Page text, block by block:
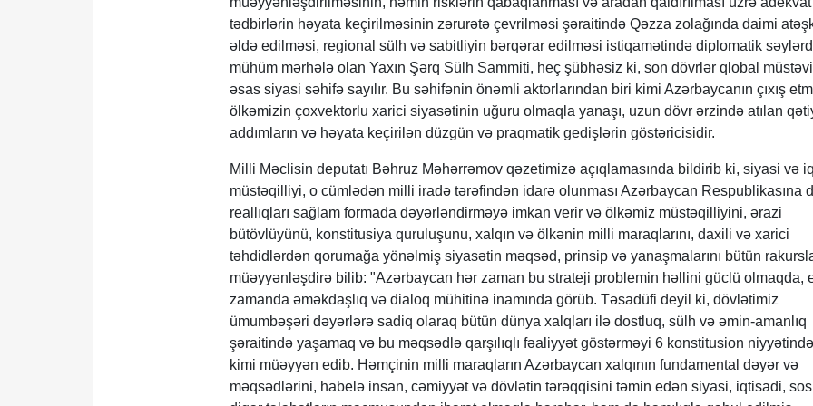
tədbirlərin həyata keçirilməsinin zərurətə çevrilməsi şəraitində Qəzza zolağında daimi
əldə edilməsi, regional sülh və sabitliyin bərqərar edilməsi istiqamətində diplomatik
mühüm mərhələ olan Yaxın Şərq Sülh Sammiti, heç şübhəsiz ki, son dövrlər qlobal
əsas siyasi səhifə sayılır. Bu səhifənin önəmli aktorlarından biri kimi Azərbaycanın çıxış
ölkəmizin çoxvektorlu xarici siyasətinin uğuru olmaqla yanaşı, uzun dövr ərzində atılan
addımların və həyata keçirilən düzgün və praqmatik gedişlərin göstəricisidir.
Milli Məclisin deputatı Bəhruz Məhərrəmov qəzetimizə açıqlamasında bildirib ki, siyasi və
müstəqilliyi, o cümlədən milli iradə tərəfindən idarə olunması Azərbaycan Respublikasına
reallıqları sağlam formada dəyərləndirməyə imkan verir və ölkəmiz müstəqilliyini, ərazi
bütövlüyünü, konstitusiya quruluşunu, xalqın və ölkənin milli maraqlarını, daxili və xarici
təhdidlərdən qorumağa yönəlmiş siyasətin məqsəd, prinsip və yanaşmalarını bütün
müəyyənləşdirə bilib: "Azərbaycan hər zaman bu strateji problemin həllini güclü olmaqda,
zamanda əməkdaşlıq və dialoq mühitinə inamında görüb. Təsadüfi deyil ki, dövlətimiz
ümumbəşəri dəyərlərə sadiq olaraq bütün dünya xalqları ilə dostluq, sülh və əmin-amanlıq
şəraitində yaşamaq və bu məqsədlə qarşılıqlı fəaliyyət göstərməyi 6 konstitusion
kimi müəyyən edib. Həmçinin milli maraqların Azərbaycan xalqının fundamental dəyər və
məqsədlərini, habelə insan, cəmiyyət və dövlətin tərəqqisini təmin edən siyasi, iqtisadi,